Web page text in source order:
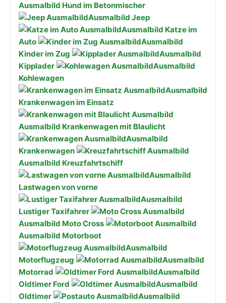
Ausmalbild Hund im Betonmischer
Ausmalbild Jeep
Ausmalbild Katze im
Auto
Ausmalbild
Kinder im Zug
Ausmalbild
Kipplader
Ausmalbild
Kohlewagen
Ausmalbild
Krankenwagen im Einsatz
Ausmalbild Krankenwagen mit Blaulicht
Ausmalbild
Krankenwagen
Ausmalbild Kreuzfahrtschiff
Ausmalbild
Lastwagen von vorne
Ausmalbild
Lustiger Taxifahrer
Ausmalbild Moto Cross
Ausmalbild Motorboot
Ausmalbild
Motorflugzeug
Ausmalbild
Motorrad
Ausmalbild
Oldtimer Ford
Ausmalbild
Oldtimer
Ausmalbild